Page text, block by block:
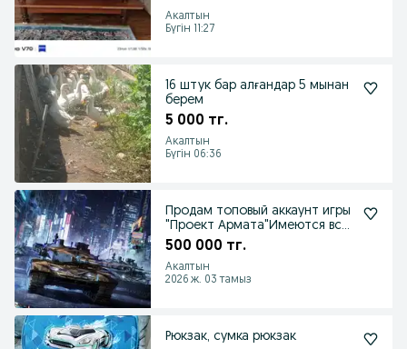
Акалтын
Бүгін 11:27
16 штук бар алғандар 5 мынан
берем
5 000 тг.
Акалтын
Бүгін 06:36
Продам топовый аккаунт игры
"Проект Армата"Имеются все
танки+ прем
500 000 тг.
Акалтын
2026 ж. 03 тамыз
Рюкзак, сумка рюкзак